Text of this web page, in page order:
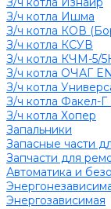
З/ч котла Ишма
З/ч котла КОВ
З/ч котла КСУВ
З/ч котла КЧМ-5/
З/ч котла ОЧАГ EN
З/ч котла
З/ч котла Факел-
З/ч котла Хопер
Запальники
Запасные части
Запчасти для
Автоматика и
Энергозависимая